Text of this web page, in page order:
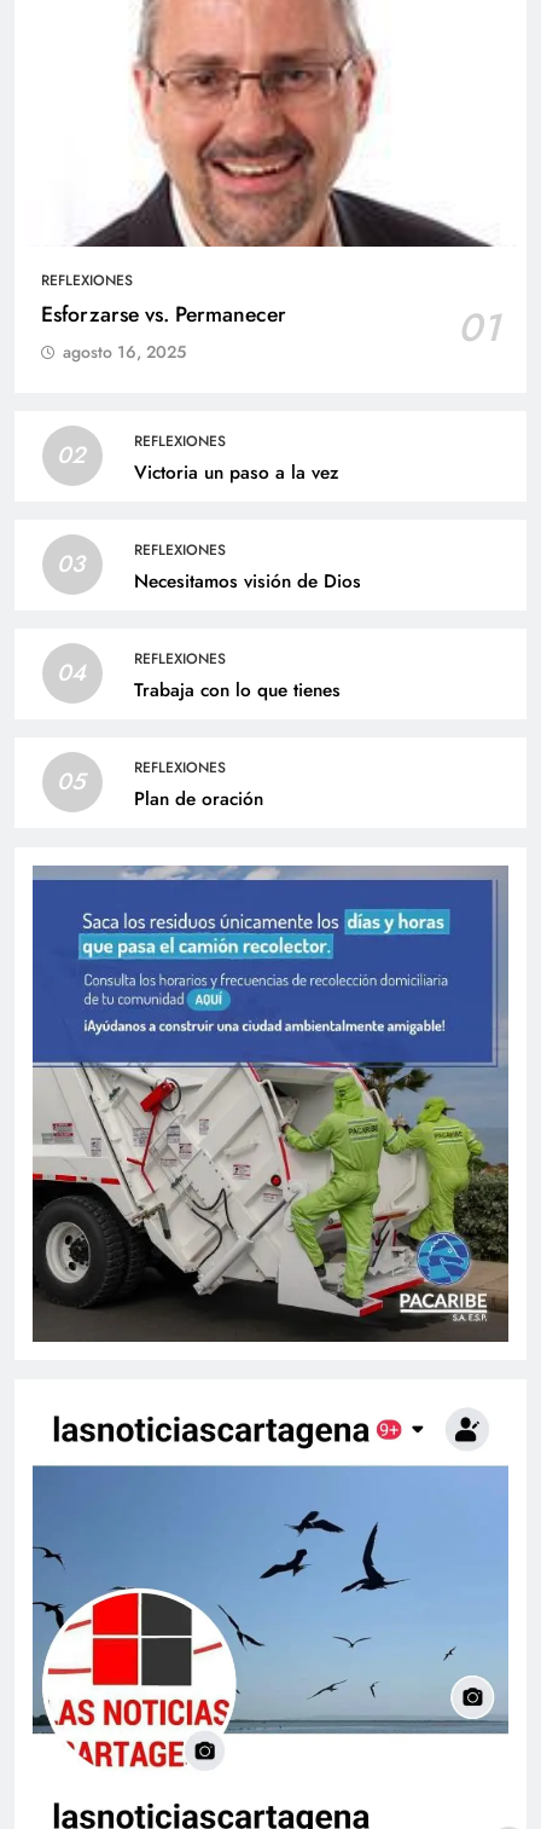
REFLEXIONES
Esforzarse vs. Permanecer 01
agosto 16, 2025
02 REFLEXIONES
Victoria un paso a la vez
03 REFLEXIONES
Necesitamos visión de Dios
04 REFLEXIONES
Trabaja con lo que tienes
05 REFLEXIONES
Plan de oración